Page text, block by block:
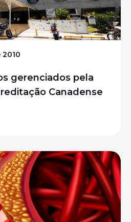
gerenciados pela
Canadense